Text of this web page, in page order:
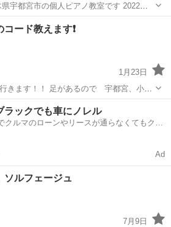
宇都宮市の個人ピアノ教室です 2022年9
piano.com/
ピアノ レッスン
コード教えます❗
1月23日
きます！！ 足があるので 宇都宮、小
らいきます！ レンタル部屋、お家でも大
！初めての方！何でもおけ！年齢も関係
ピアノ
ラックでも車にノレル
クルマのローンやリースが通らなくてもクル
Ad
ソルフェージュ
7月9日